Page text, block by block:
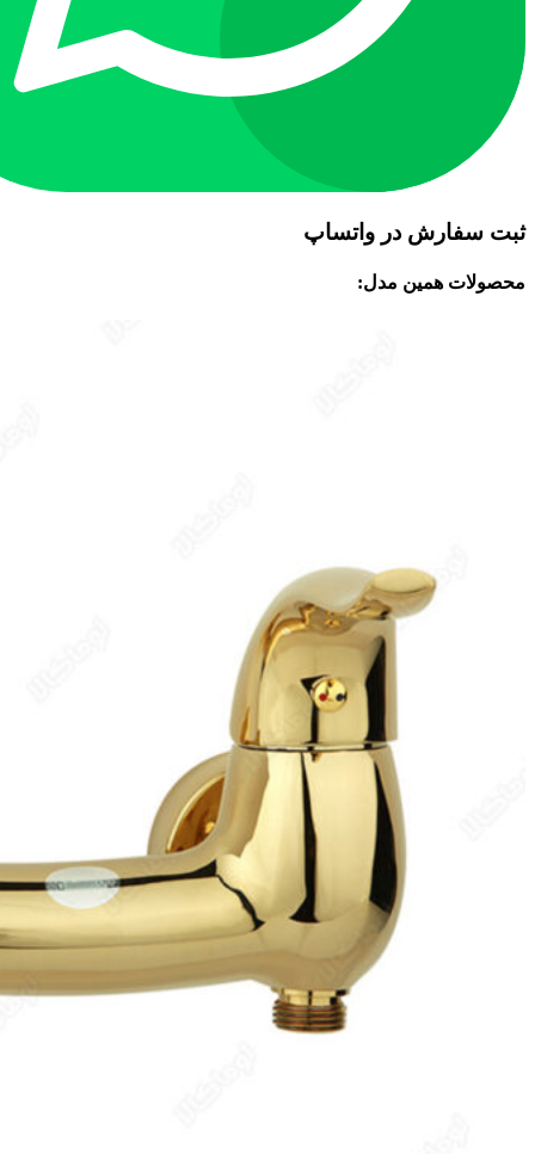
ثبت سفارش در واتساپ
محصولات همین مدل: